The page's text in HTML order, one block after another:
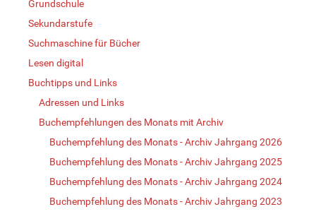
Grundschule
Sekundarstufe
Suchmaschine für Bücher
Lesen digital
Buchtipps und Links
Adressen und Links
Buchempfehlungen des Monats mit Archiv
Buchempfehlung des Monats - Archiv Jahrgang 2026
Buchempfehlung des Monats - Archiv Jahrgang 2025
Buchempfehlung des Monats - Archiv Jahrgang 2024
Buchempfehlung des Monats - Archiv Jahrgang 2023